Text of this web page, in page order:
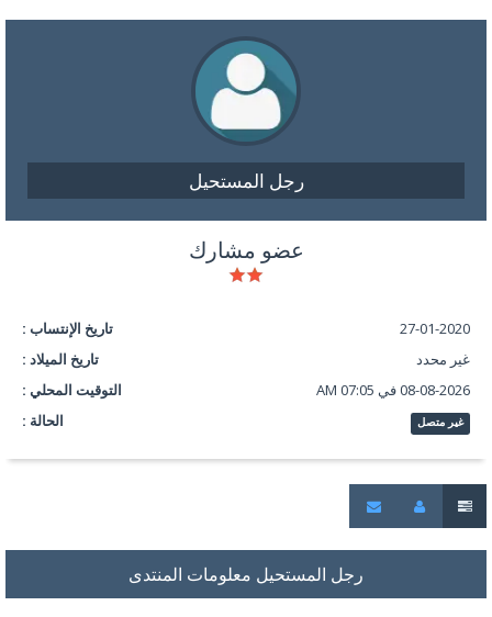
رجل المستحيل
عضو مشارك
تاريخ الإنتساب :
27-01-2020
تاريخ الميلاد :
غير محدد
التوقيت المحلي :
08-08-2026 في 07:05 AM
الحالة :
غير متصل
رجل المستحيل معلومات المنتدى